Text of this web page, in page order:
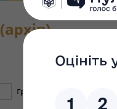
Група Ж